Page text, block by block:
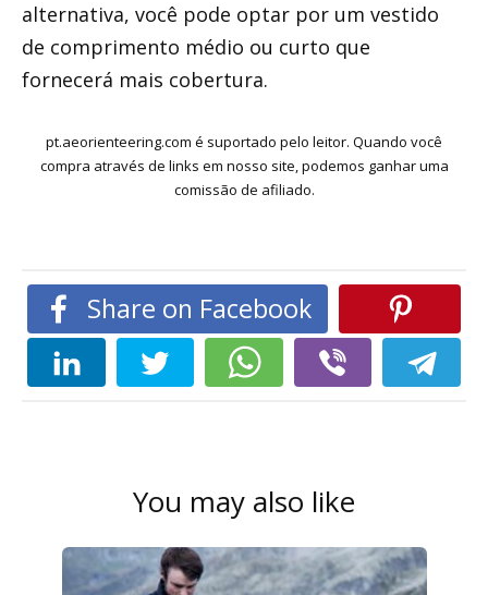
alternativa, você pode optar por um vestido
de comprimento médio ou curto que
fornecerá mais cobertura.
pt.aeorienteering.com é suportado pelo leitor. Quando você
compra através de links em nosso site, podemos ganhar uma
comissão de afiliado.
Share on Facebook
You may also like